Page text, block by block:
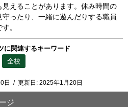
えることがあります。休み時間の
ったり、一緒に遊んだりする職員
。
に関連するキーワード
全校
日 / 更新日: 2025年1月20日
ジ